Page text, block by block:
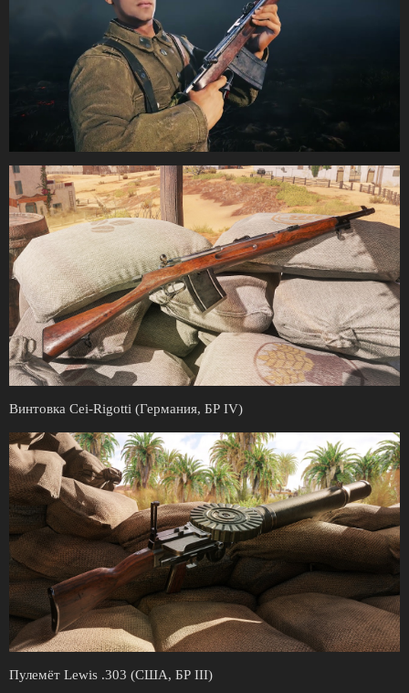
Винтовка Cei-Rigotti (Германия, БР IV)
Пулемёт Lewis .303 (США, БР III)